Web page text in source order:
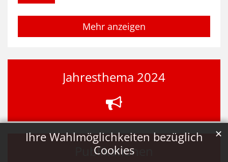
Ihre Wahlmöglichkeiten bezüglich
Cookies
✕
Mehr anzeigen
Jahresthema 2024
Publikationen